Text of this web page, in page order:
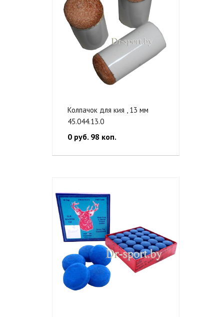
Колпачок для кия , 13 мм
45.044.13.0
0 руб. 98 коп.